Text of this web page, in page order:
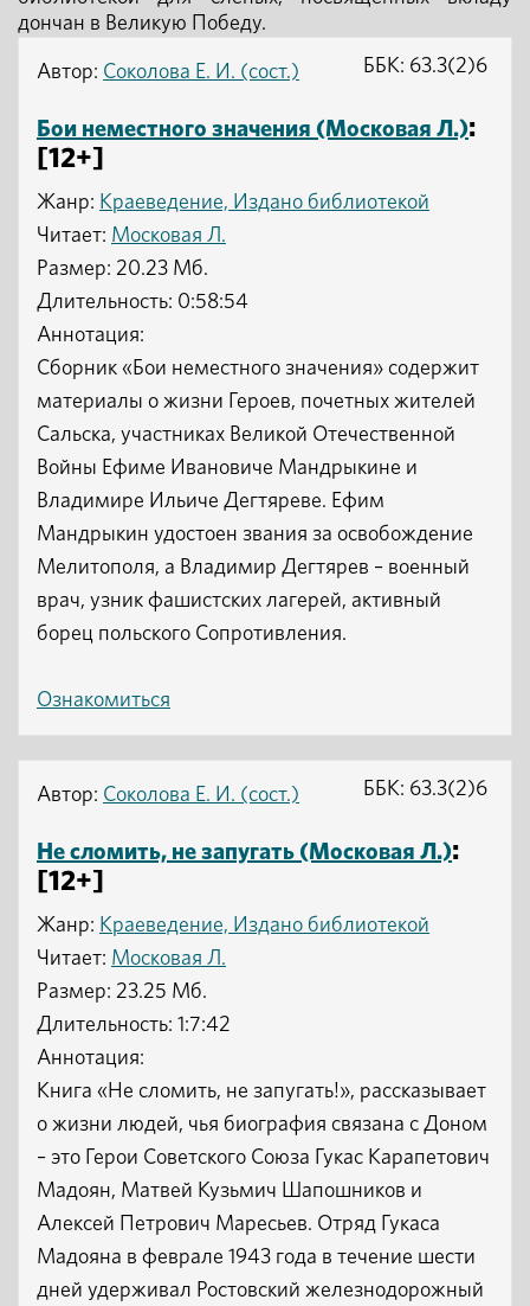
дончан в Великую Победу.
Автор: Соколова Е. И. (сост.)
Бои неместного значения (Московая Л.):
[12+]
Жанр: Краеведение, Издано библиотекой
Читает: Московая Л.
ББК: 63.3(2)6
Размер: 20.23 Мб.
Длительность: 0:58:54
Аннотация:
Сборник «Бои неместного значения» содержит
материалы о жизни Героев, почетных жителей
Сальска, участниках Великой Отечественной
Войны Ефиме Ивановиче Мандрыкине и
Владимире Ильиче Дегтяреве. Ефим
Мандрыкин удостоен звания за освобождение
Мелитополя, а Владимир Дегтярев – военный
врач, узник фашистских лагерей, активный
борец польского Сопротивления.
Ознакомиться
Автор: Соколова Е. И. (сост.)
Не сломить, не запугать (Московая Л.):
[12+]
Жанр: Краеведение, Издано библиотекой
Читает: Московая Л.
ББК: 63.3(2)6
Размер: 23.25 Мб.
Длительность: 1:7:42
Аннотация:
Книга «Не сломить, не запугать!», рассказывает
о жизни людей, чья биография связана с Доном
– это Герои Советского Союза Гукас Карапетович
Мадоян, Матвей Кузьмич Шапошников и
Алексей Петрович Маресьев. Отряд Гукаса
Мадояна в феврале 1943 года в течение шести
дней удерживал Ростовский железнодорожный